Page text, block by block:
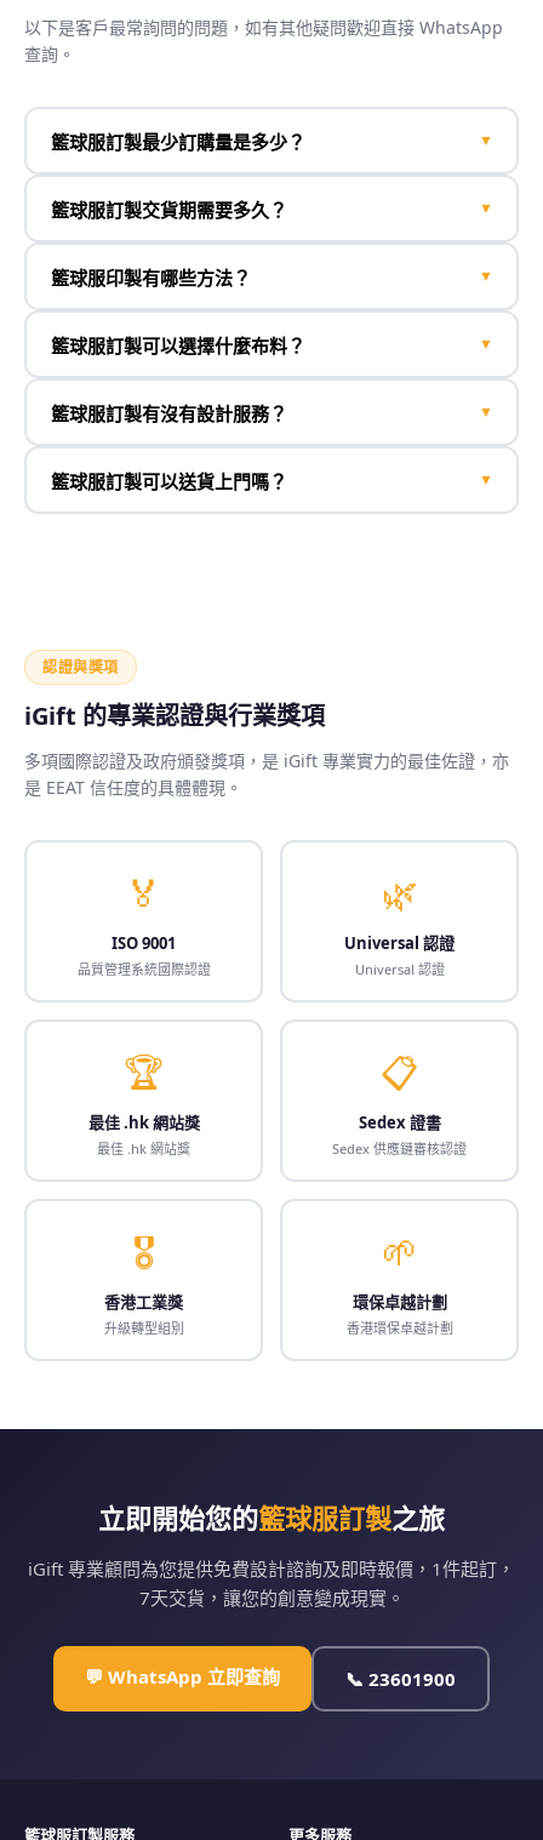
以下是客戶最常詢問的問題，如有其他疑問歡迎直接 WhatsApp
查詢。
籃球服訂製最少訂購量是多少？ ▼
籃球服訂製交貨期需要多久？ ▼
籃球服印製有哪些方法？ ▼
籃球服訂製可以選擇什麼布料？ ▼
籃球服訂製有沒有設計服務？ ▼
籃球服訂製可以送貨上門嗎？ ▼
認證與獎項
iGift 的專業認證與行業獎項
多項國際認證及政府頒發獎項，是 iGift 專業實力的最佳佐證，亦
是 EEAT 信任度的具體體現。
🏅
ISO 9001
品質管理系統國際認證
🌿
Universal 認證
Universal 認證
🏆
最佳 .hk 網站獎
最佳 .hk 網站獎
📋
Sedex 證書
Sedex 供應鏈審核認證
🎖️
香港工業獎
升級轉型組別
🌱
環保卓越計劃
香港環保卓越計劃
立即開始您的籃球服訂製之旅
iGift 專業顧問為您提供免費設計諮詢及即時報價，1件起訂，
7天交貨，讓您的創意變成現實。
💬 WhatsApp 立即查詢 📞 23601900
籃球服訂製服務 更多服務